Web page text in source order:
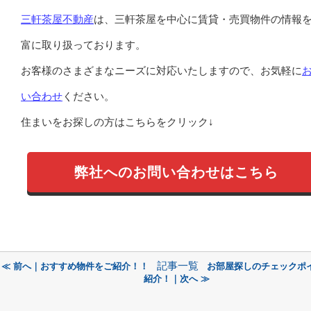
三軒茶屋不動産は、三軒茶屋を中心に賃貸・売買物件の情報
富に取り扱っております。
お客様のさまざまなニーズに対応いたしますので、お気軽に
い合わせ ください。
住まいをお探しの方はこちらをクリック↓
弊社へのお問い合わせはこちら
≪ 前へ｜おすすめ物件をご紹介！！ 記事一覧
お部屋探しのチェックポ
紹介！｜次へ ≫